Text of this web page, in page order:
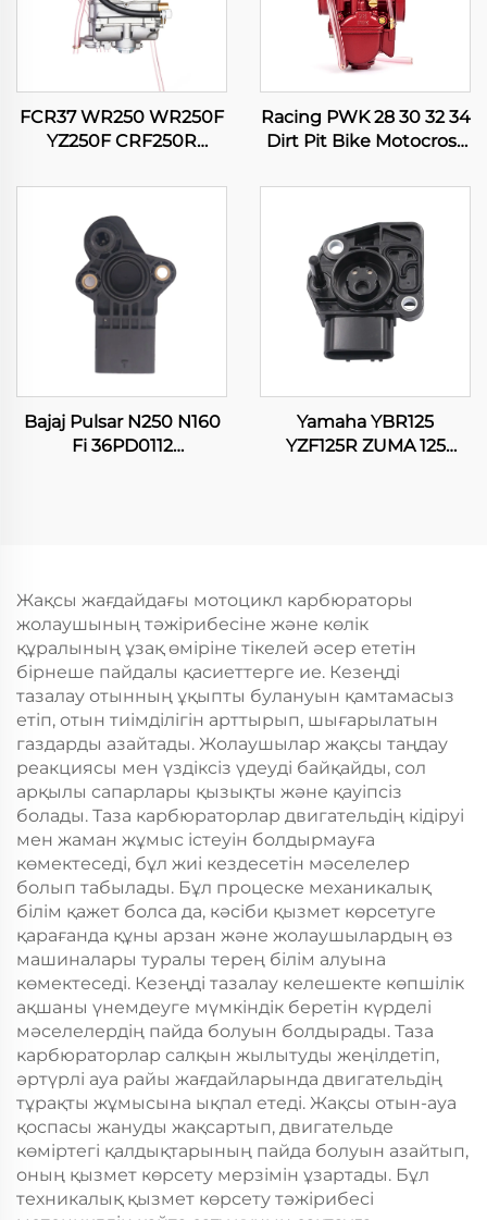
FCR37 WR250 WR250F
YZ250F CRF250R
KX250F мотоцикл
карбюраторы
Racing PWK 28 30 32 34
Dirt Pit Bike Motocross
түсіру скутер
Bajaj Pulsar N250 N160
Fi 36PD0112
Yamaha YBR125
YZF125R ZUMA 125
Жақсы жағдайдағы мотоцикл карбюраторы
жолаушының тәжірибесіне және көлік
құралының ұзақ өміріне тікелей әсер ететін
бірнеше пайдалы қасиеттерге ие. Кезеңді
тазалау отынның ұқыпты булануын қамтамасыз
етіп, отын тиімділігін арттырып, шығарылатын
газдарды азайтады. Жолаушылар жақсы таңдау
реакциясы мен үздіксіз үдеуді байқайды, сол
арқылы сапарлары қызықты және қауіпсіз
болады. Таза карбюраторлар двигательдің кідіруі
мен жаман жұмыс істеуін болдырмауға
көмектеседі, бұл жиі кездесетін мәселелер
болып табылады. Бұл процеске механикалық
білім қажет болса да, кәсіби қызмет көрсетуге
қарағанда құны арзан және жолаушылардың өз
машиналары туралы терең білім алуына
көмектеседі. Кезеңді тазалау келешекте көпшілік
ақшаны үнемдеуге мүмкіндік беретін күрделі
мәселелердің пайда болуын болдырады. Таза
карбюраторлар салқын жылытуды жеңілдетіп,
әртүрлі ауа райы жағдайларында двигательдің
тұрақты жұмысына ықпал етеді. Жақсы отын-ауа
қоспасы жануды жақсартып, двигательде
көміртегі қалдықтарының пайда болуын азайтып,
оның қызмет көрсету мерзімін ұзартады. Бұл
техникалық қызмет көрсету тәжірибесі